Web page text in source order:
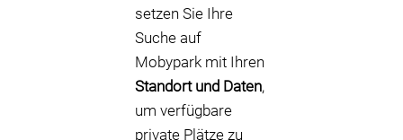
setzen Sie Ihre
Suche auf
Mobypark mit Ihren
Standort und Daten,
um verfügbare
private Plätze zu